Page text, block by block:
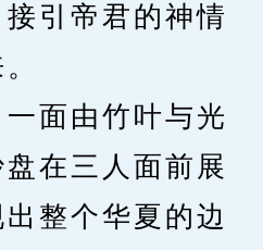
引帝君的神情
面由竹叶与光
在三人面前展
整个华夏的边